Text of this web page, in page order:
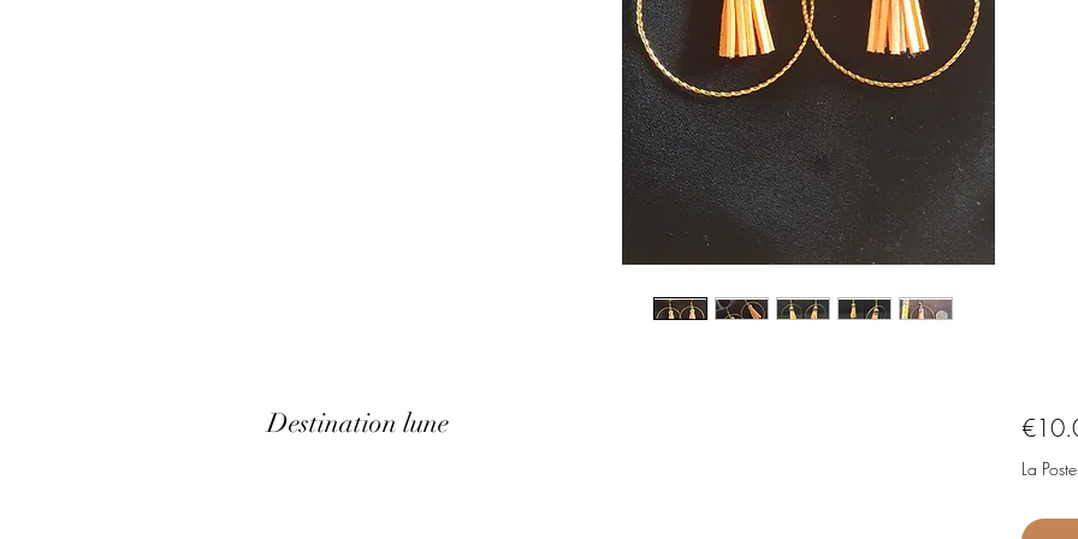
Destination lune
La Poste